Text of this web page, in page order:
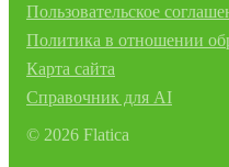
Пользовательское
Политика в отношении
Карта сайта
Справочник для AI
© 2026 Flatica